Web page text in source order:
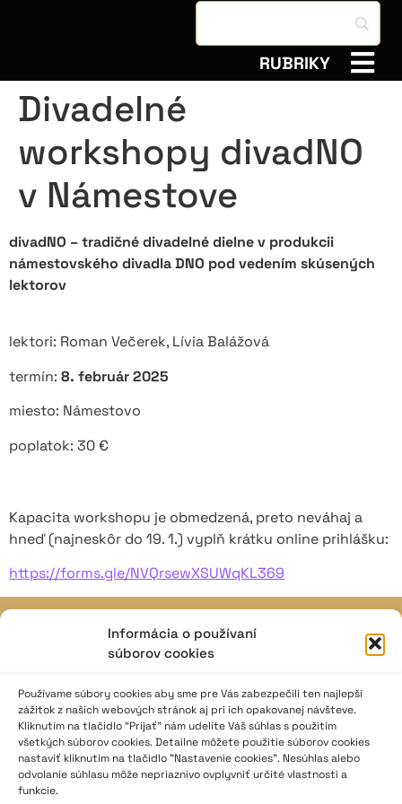
Informácia o používaní
súborov cookies
Používame súbory cookies aby sme pre Vás zabezpečili ten najlepší
zážitok z našich webových stránok aj pri ich opakovanej návšteve.
Kliknutím na tlačidlo “Prijať” nám udelíte Váš súhlas s použitím
všetkých súborov cookies. Detailne môžete použitie súborov cookies
nastaviť kliknutím na tlačidlo "Nastavenie cookies". Nesúhlas alebo
odvolanie súhlasu môže nepriaznivo ovplyvniť určité vlastnosti a
funkcie.
RUBRIKY
Divadelné
workshopy divadNO
v Námestove
divadNO – tradičné divadelné dielne v produkcii
námestovského divadla DNO pod vedením skúsených
lektorov
lektori: Roman Večerek, Lívia Balážová
termín: 8. február 2025
miesto: Námestovo
poplatok: 30 €
Kapacita workshopu je obmedzená, preto neváhaj a
hneď (najneskôr do 19. 1.) vyplň krátku online prihlášku:
https://forms.gle/NVQrsewXSUWqKL369
e-mail: javisko.noc@nocka.sk
Nám. SNP č. 12, 812 34 Bratislava 1
Slovenská republika
2023–2025 ©